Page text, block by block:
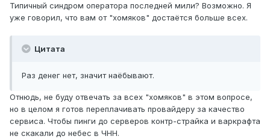
Типичный синдром оператора последней мили? Возможно. Я
уже говорил, что вам от "хомяков" достаётся больше всех.
Цитата
Раз денег нет, значит наёбывают.
Отнюдь, не буду отвечать за всех "хомяков" в этом вопросе,
но в целом я готов переплачивать провайдеру за качество
сервиса. Чтобы пинги до серверов контр-страйка и варкрафта
не скакали до небес в ЧНН.